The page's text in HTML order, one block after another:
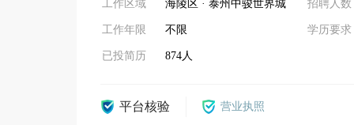
工作区域 海陵区 · 泰州中骏世界城
工作年限 不限
已投简历 874人
招聘人数
学历要求
平台核验 营业执照